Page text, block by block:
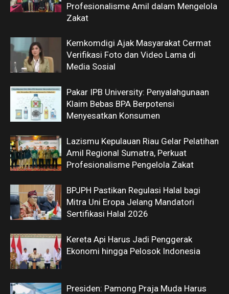
Profesionalisme Amil dalam Mengelola
Zakat
Kemkomdigi Ajak Masyarakat Cermat
Verifikasi Foto dan Video Lama di
Media Sosial
Pakar IPB University: Penyalahgunaan
Klaim Bebas BPA Berpotensi
Menyesatkan Konsumen
Lazismu Kepulauan Riau Gelar Pelatihan
Amil Regional Sumatra, Perkuat
Profesionalisme Pengelola Zakat
BPJPH Pastikan Regulasi Halal bagi
Mitra Uni Eropa Jelang Mandatori
Sertifikasi Halal 2026
Kereta Api Harus Jadi Penggerak
Ekonomi hingga Pelosok Indonesia
Presiden: Pamong Praja Muda Harus